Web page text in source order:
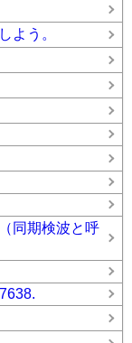
よう。
同期検波と呼